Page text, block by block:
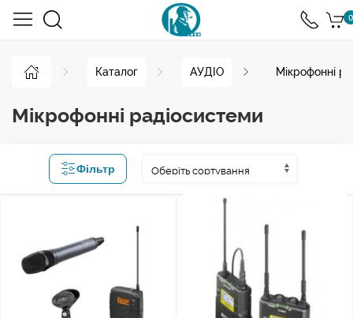
0
Каталог АУДІО Мікрофонні
Мікрофонні радіосистеми
Фільтр